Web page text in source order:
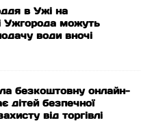
в Ужі на
Ужгорода можуть
води вночі
безкоштовну онлайн-
дітей безпечної
від торгівлі